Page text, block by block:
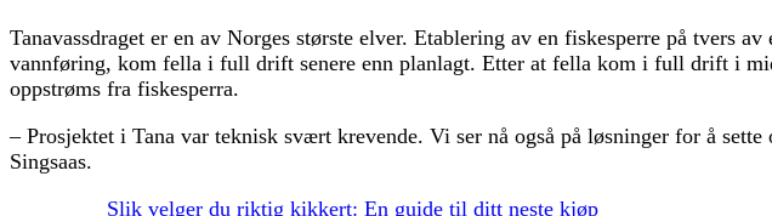
Tanavassdraget er en av Norges største elver. Etablering av en fiskesperre på
vannføring, kom fella i full drift senere enn planlagt. Etter at fella kom i full drift i
oppstrøms fra fiskesperra.
– Prosjektet i Tana var teknisk svært krevende. Vi ser nå også på løsninger for å
Singsaas.
Slik velger du riktig kikkert: En guide til ditt neste kjøp